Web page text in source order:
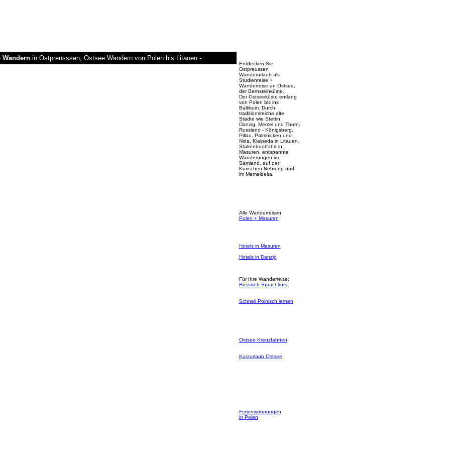
Wandernin Ostpreusssen, Ostsee Wandern von Polen bis Litauen -
Entdecken Sie
Ostpreussen
Wanderurlaub als
Studienreise +
Wanderreise an Ostsee,
der Bernsteinküste.
Der Ostseeküste entlang
von Polen bis ins
Baltikum. Durch
traditionsreiche alte
Städte wie Stettin,
Danzig, Memel und Thorn.
Russland - Königsberg,
Pillau, Palmnicken und
Nida, Klaipeda in Litauen.
Stakenbootfahrt in
Masuren, entspannte
Wanderungen im
Samland, auf der
Kurischen Nehrung und
im Memeldelta.
Alle Wanderreisen
Polen + Masuren
Hotels in Masuren
Hotels in Danzig
Für Ihre Wanderreise:
Russisch Sprachkurs
Schnell Polnisch lernen
Ostsee Kreuzfahrten
Kurzurlaub Ostsee
Ferienwohnungen
in Polen